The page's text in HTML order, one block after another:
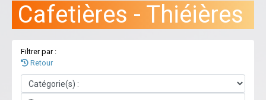
Cafetières - Thiéières
Filtrer par :
Retour